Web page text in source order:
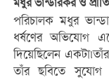
মধুর ভান্ডারকর ও
পরিচালক মধুর
ধর্ষণের অভিযোগ
দিয়েছিলেন
তাঁর ছবিতে